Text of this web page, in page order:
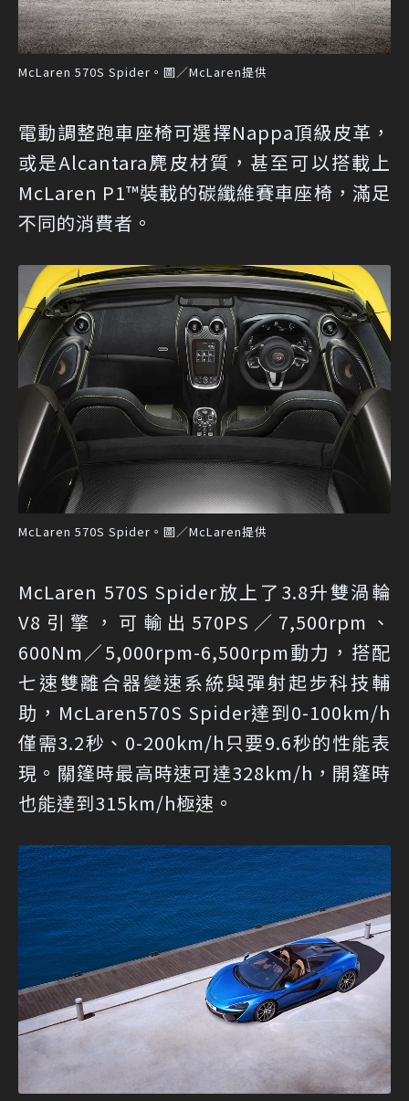
McLaren 570S Spider。圖／McLaren提供
電動調整跑車座椅可選擇Nappa頂級皮革，
或是Alcantara麂皮材質，甚至可以搭載上
McLaren P1™裝載的碳纖維賽車座椅，滿足
不同的消費者。
McLaren 570S Spider。圖／McLaren提供
McLaren 570S Spider放上了3.8升雙渦輪
V8引擎，可輸出570PS／7,500rpm、
600Nm／5,000rpm-6,500rpm動力，搭配
七速雙離合器變速系統與彈射起步科技輔
助，McLaren570S Spider達到0-100km/h
僅需3.2秒、0-200km/h只要9.6秒的性能表
現。關篷時最高時速可達328km/h，開篷時
也能達到315km/h極速。